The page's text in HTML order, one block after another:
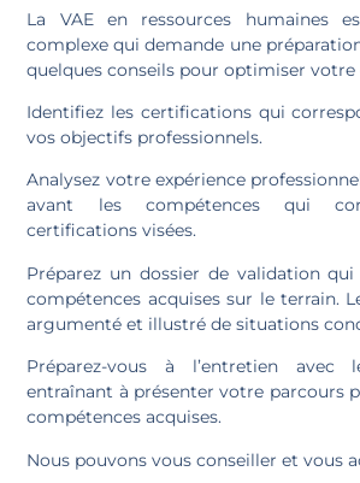
La VAE en ressources humaines
complexe qui demande une
quelques conseils pour optimiser votre
Identifiez les certifications qui
vos objectifs professionnels.
Analysez votre expérience
avant les compétences qui
certifications visées.
Préparez un dossier de validation
compétences acquises sur le terrain.
argumenté et illustré de situations
Préparez-vous à l’entretien
entraînant à présenter votre parcours
compétences acquises.
Nous pouvons vous conseiller et vous